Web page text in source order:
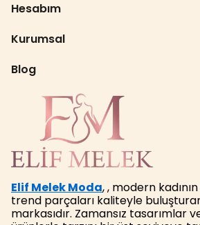
Hesabım
Kurumsal
Blog
Elif Melek Moda, , modern
trend parçaları kaliteyle
markasıdır. Zamansız tasarımlar